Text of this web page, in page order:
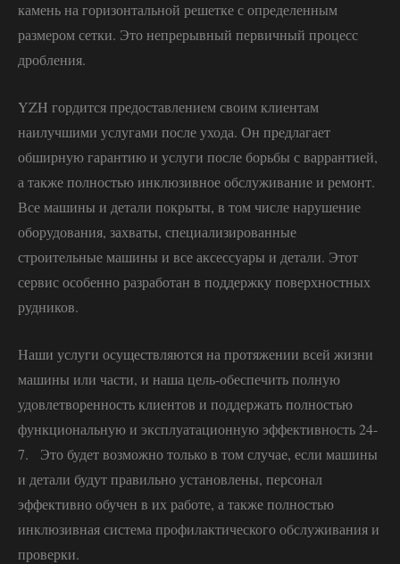
камень на горизонтальной решетке с определенным
размером сетки. Это непрерывный первичный процесс
дробления.
YZH гордится предоставлением своим клиентам
наилучшими услугами после ухода. Он предлагает
обширную гарантию и услуги после борьбы с варрантией,
а также полностью инклюзивное обслуживание и ремонт.
Все машины и детали покрыты, в том числе нарушение
оборудования, захваты, специализированные
строительные машины и все аксессуары и детали. Этот
сервис особенно разработан в поддержку поверхностных
рудников.
Наши услуги осуществляются на протяжении всей жизни
машины или части, и наша цель-обеспечить полную
удовлетворенность клиентов и поддержать полностью
функциональную и эксплуатационную эффективность 24-
7. Это будет возможно только в том случае, если машины
и детали будут правильно установлены, персонал
эффективно обучен в их работе, а также полностью
инклюзивная система профилактического обслуживания и
проверки.